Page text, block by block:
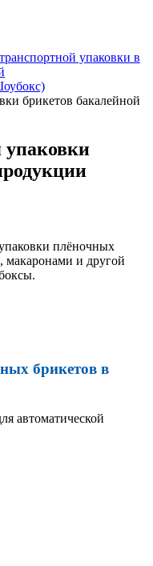
упаковки в
брикетов бакалейной
упаковки
плёночных
макаронами и другой
брикетов в
автоматической